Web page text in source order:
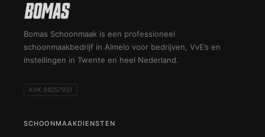
Bomas Schoonmaak is een professioneel
schoonmaakbedrijf in Almelo voor bedrijven, VvE’s en
instellingen in Twente en heel Nederland.
KVK 98257951
SCHOONMAAKDIENSTEN